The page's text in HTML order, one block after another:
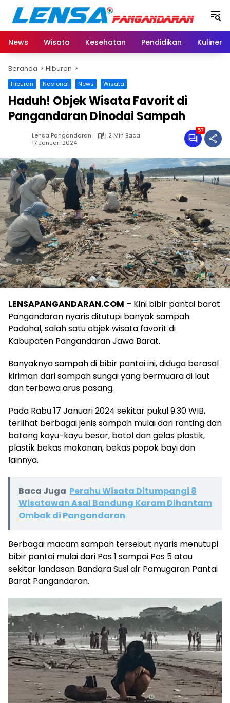
Langsung
konten
News
Wisata Kesehatan Pendidikan Kuliner
Beranda Hiburan
Hiburan Nasional News Wisata
Haduh! Objek Wisata Favorit di
Pangandaran Dinodai Sampah
Lensa Pangandaran
2 Min Baca
17 Januari 2024
57
LENSAPANGANDARAN.COM – Kini bibir pantai barat
Pangandaran nyaris ditutupi banyak sampah.
Padahal, salah satu objek wisata favorit di
Kabupaten Pangandaran Jawa Barat.
Banyaknya sampah di bibir pantai ini, diduga berasal
kiriman dari sampah sungai yang bermuara di laut
dan terbawa arus pasang.
Pada Rabu 17 Januari 2024 sekitar pukul 9.30 WIB,
terlihat berbagai jenis sampah mulai dari ranting dan
batang kayu-kayu besar, botol dan gelas plastik,
plastik bekas makanan, bekas popok bayi dan
lainnya.
Baca Juga Perahu Wisata Ditumpangi 8
Wisatawan Asal Bandung Karam Dihantam
Ombak di Pangandaran
Berbagai macam sampah tersebut nyaris menutupi
bibir pantai mulai dari Pos 1 sampai Pos 5 atau
sekitar landasan Bandara Susi air Pamugaran Pantai
Barat Pangandaran.